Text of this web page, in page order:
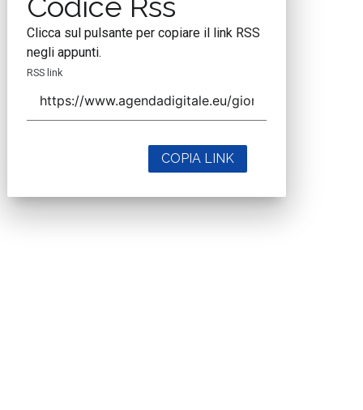
Clicca sul pulsante per copiare il link RSS
negli appunti.
RSS link
COPIA LINK